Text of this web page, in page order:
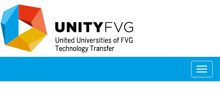
Salta
al
contenuto
principale